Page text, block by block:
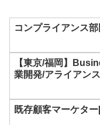
ド
の
ま
コンプライアンス
【東京/福岡】
業開発/アライアン
既存顧客マーケタ